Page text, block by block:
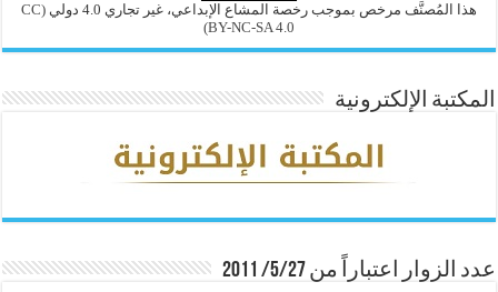
هذا المُصنَّف مرخص بموجب رخصة المشاع الإبداعي، غير تجاري 4.0 دولي
(CC
BY-NC-SA 4.0)
المكتبة الإلكترونية
عدد الزوار اعتباراً من 5/27/ 2011